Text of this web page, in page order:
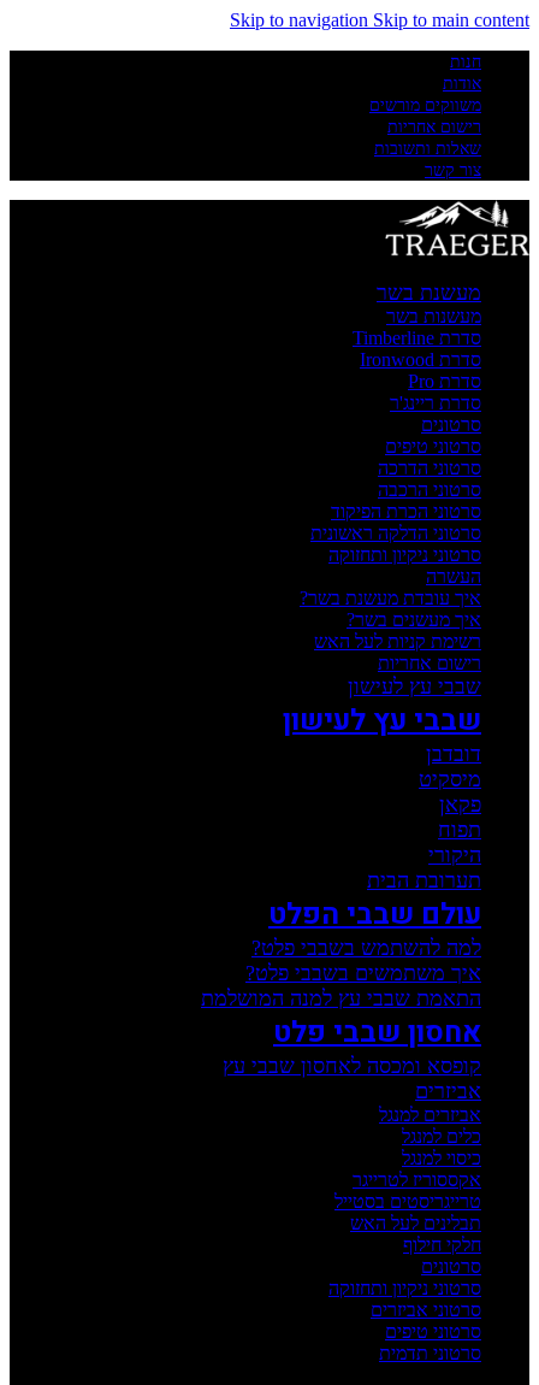
Skip to navigation Skip to main content
חנות
אודות
משווקים מורשים
רישום אחריות
שאלות ותשובות
צור קשר
מעשנת בשר
מעשנות בשר
סדרת Timberline
סדרת Ironwood
סדרת Pro
סדרת ריינג'ר
סרטונים
סרטוני טיפים
סרטוני הדרכה
סרטוני הרכבה
סרטוני הכרת הפיקוד
סרטוני הדלקה ראשונית
סרטוני ניקיון ותחזוקה
העשרה
איך עובדת מעשנת בשר?
איך מעשנים בשר?
רשימת קניות לעל האש
רישום אחריות
שבבי עץ לעישון
שבבי עץ לעישון
דובדבן
מיסקיט
פקאן
תפוח
היקורי
תערובת הבית
עולם שבבי הפלט
למה להשתמש בשבבי פלט?
איך משתמשים בשבבי פלט?
התאמת שבבי עץ למנה המושלמת
אחסון שבבי פלט
קופסא ומכסה לאחסון שבבי עץ
אביזרים
אביזרים למנגל
כלים למנגל
כיסוי למנגל
אקססוריז לטרייגר
טרייגריסטים בסטייל
תבלינים לעל האש
חלקי חילוף
סרטונים
סרטוני ניקיון ותחזוקה
סרטוני אביזרים
סרטוני טיפים
סרטוני תדמית